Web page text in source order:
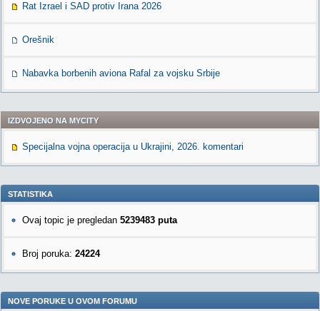
Rat Izrael i SAD protiv Irana 2026
Orešnik
Nabavka borbenih aviona Rafal za vojsku Srbije
IZDVOJENO NA MYCITY
Specijalna vojna operacija u Ukrajini, 2026. komentari
STATISTIKA
Ovaj topic je pregledan 5239483 puta
Broj poruka: 24224
NOVE PORUKE U OVOM FORUMU